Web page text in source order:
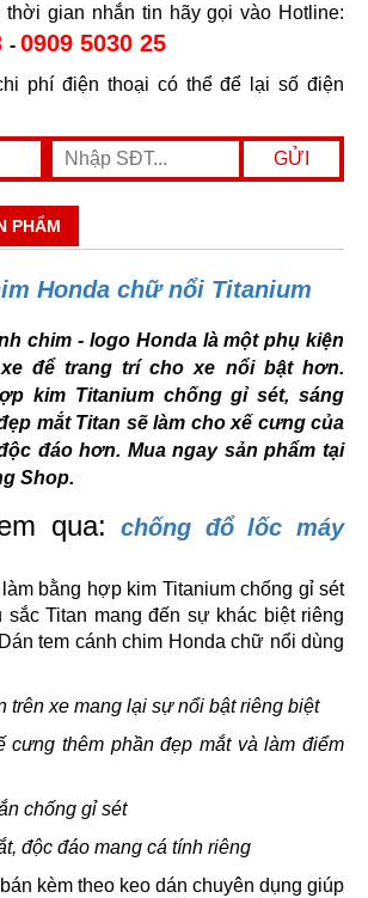
thời gian nhắn tin hãy gọi vào Hotline:
- 0909 5030 25
phí điện thoại có thể để lại số điện
PHẨM
Honda chữ nổi Titanium
chim - logo Honda là một phụ kiện
để trang trí cho xe nổi bật hơn.
kim Titanium chống gỉ sét, sáng
mắt Titan sẽ làm cho xế cưng của
đáo hơn. Mua ngay sản phẩm tại
Shop.
qua:chống đổ lốc máy
bằng hợp kim Titanium chống gỉ sét
sắc Titan mang đến sự khác biệt riêng
tem cánh chim Honda chữ nổi dùng
trên xe mang lại sự nổi bật riêng biệt
cưng thêm phần đẹp mắt và làm điểm
chống gỉ sét
độc đáo mang cá tính riêng
kèm theo keo dán chuyên dụng giúp